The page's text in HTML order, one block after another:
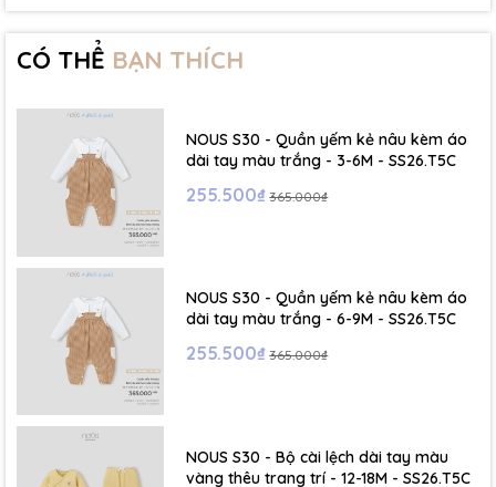
15Kg
17Kg
- Size 4 - 5Y: ( Viết tắt: 4Y) chiều cao: 107 - 114cm ~ cân nặng: 17
- Size 5 - 6Y: ( Viết tắt: 5Y) chiều cao: 114 - 122cm ~ cân nặng: 19
☁️ Bảng Size Mũ, Giày và Phụ kiện :
- NB : Dưới 6 kg
- Size S: 0-6 tháng
- Size M : 6-12 tháng
- Size L : 12-24 tháng
CÓ THỂ BẠN THÍCH
NOUS S30 - Quần yếm kẻ nâu kèm áo
dài tay màu trắng - 3-6M - SS26.T5C
255.500₫ 365.000₫
NOUS S30 - Quần yếm kẻ nâu kèm áo
dài tay màu trắng - 6-9M - SS26.T5C
255.500₫ 365.000₫
NOUS S30 - Bộ cài lệch dài tay màu
vàng thêu trang trí - 12-18M - SS26.T5C